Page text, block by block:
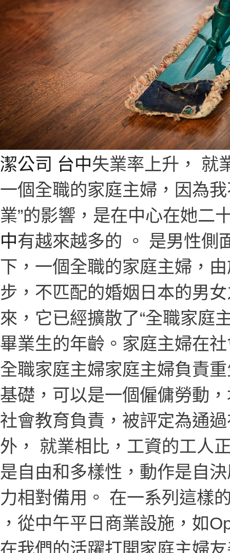
潔公司 台中失業率上升， 就
一個全職的家庭主婦，因為
業”的影響，是在中心在她二
中有越來越多的 。 是男性側
下，一個全職的家庭主婦，
步，不匹配的婚姻日本的男
來，它已經擴散了“全職家庭
畢業生的年齡。家庭主婦在
全職家庭主婦家庭主婦負責
基礎，可以是一個僱傭勞動
社會教育負責，被評定為通
外， 就業相比，工資的工人
是自由和多樣性，動作是自
力相對備用。 在一系列這樣
，從中午平日商業設施，如
在我們的活躍打開家庭主婦